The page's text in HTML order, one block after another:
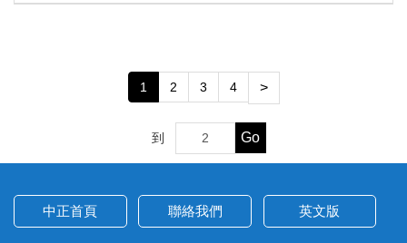
1 2 3 4 >
到 Go
中正首頁 聯絡我們 英文版